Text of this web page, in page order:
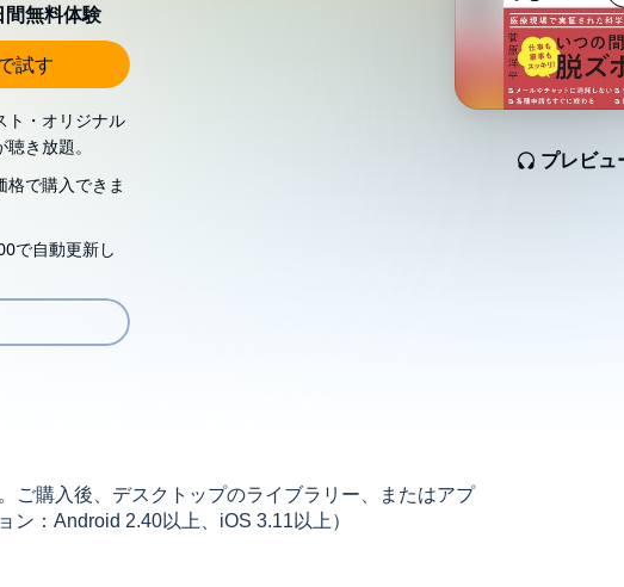
プレビュ
無料体験
試す
ト・オリジナル
き放題。
格で購入できま
で自動更新し
ご購入後、デスクトップのライブラリー、またはアプ
ン：Android 2.40以上、iOS 3.11以上）